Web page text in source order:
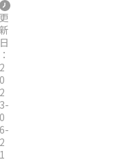
更
新
日
：
2
0
2
3-
0
6-
2
1